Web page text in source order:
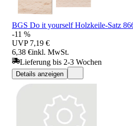
BGS Do it yourself Holzkeile-Satz
-11 %
UVP 7,19 €
6,38 €inkl. MwSt.
Lieferung bis 2-3 Wochen
Details anzeigen